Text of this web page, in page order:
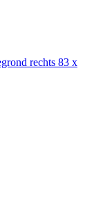
rechts 83 x